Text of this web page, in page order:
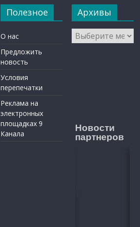
Полезное
О нас
Предложить
новость
Условия
перепечатки
Реклама на
электронных
площадках 9
Канала
Архивы
Архивы
Новости
партнеров